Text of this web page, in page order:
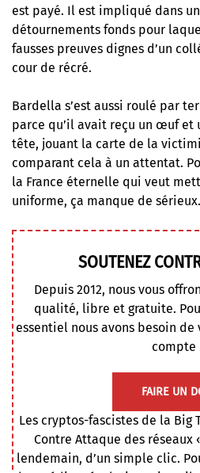
est payé. Il est impliqué dans
détournements fonds pour
fausses preuves dignes d’un
cour de récré.
Bardella s’est aussi roulé par
parce qu’il avait reçu un œuf et
tête, jouant la carte de la
comparant cela à un attentat.
la France éternelle qui veut
uniforme, ça manque de sérieux.
SOUTENEZ
Depuis 2012, nous vous
qualité, libre et gratuite.
essentiel nous avons besoin
compte
FAIRE UN
Les cryptos-fascistes de la Big
Contre Attaque des réseaux
lendemain, d’un simple clic.